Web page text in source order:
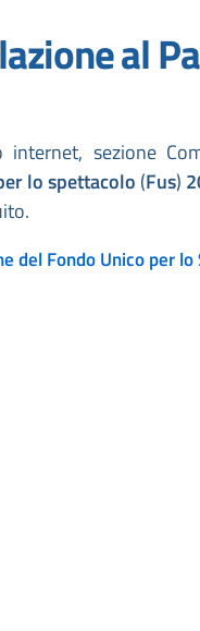
al
sezione
lo spettacolo (Fus)
del Fondo Unico per